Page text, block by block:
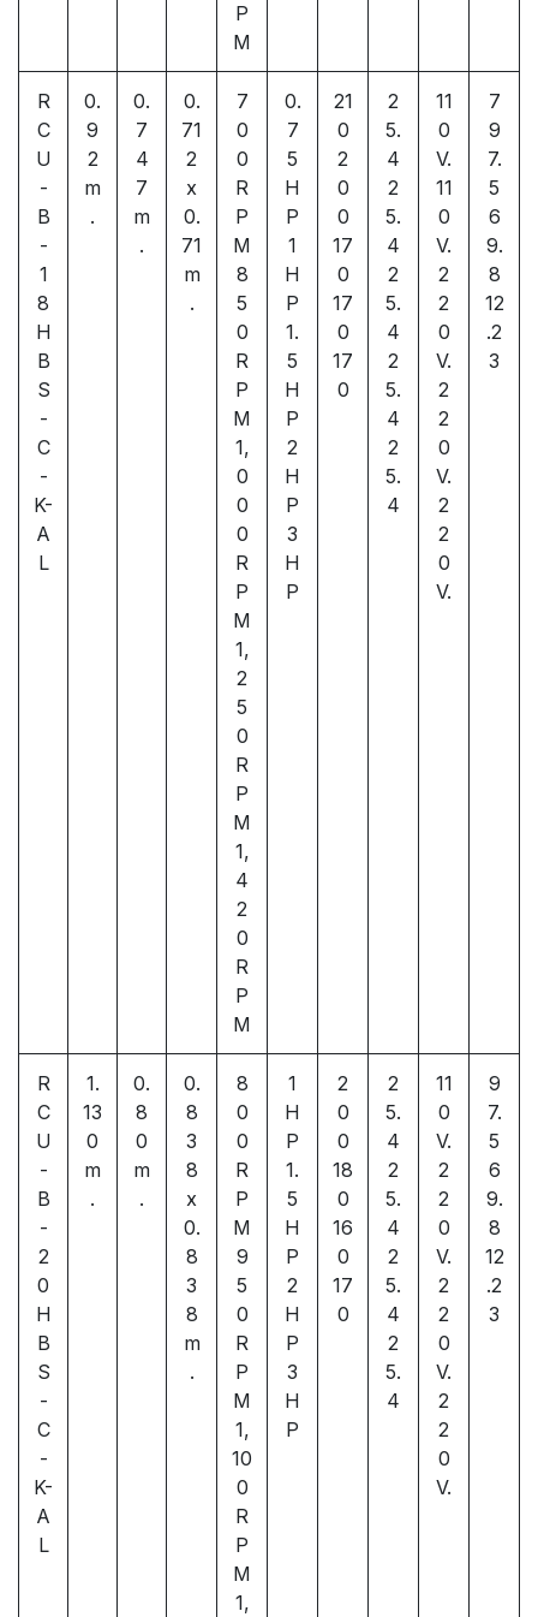
P
M
R
C
U
-
B
-
1
8
H
B
S
-
C
-
K-
A
L
0.
9
2
m
.
0.
7
4
7
m
.
0.
71
2
x
0.
71
m
.
7
0
0
R
P
M
8
5
0
R
P
M
1,
0
0
0
R
P
M
1,
2
5
0
R
P
M
1,
4
2
0
R
P
M
0.
7
5
H
P
1
H
P
1.
5
H
P
2
H
P
3
H
P
21
0
2
0
0
17
0
17
0
17
0
2
5.
4
2
5.
4
2
5.
4
2
5.
4
2
5.
4
11
0
V.
11
0
V.
2
2
0
V.
2
2
0
V.
2
2
0
V.
7
9
7.
5
6
9.
8
12
.2
3
R
C
U
-
B
-
2
0
H
B
S
-
C
-
K-
A
L
1.
13
0
m
.
0.
8
0
m
.
0.
8
3
8
x
0.
8
3
8
m
.
8
0
0
R
P
M
9
5
0
R
P
M
1,
10
0
R
P
M
1,
1
H
P
1.
5
H
P
2
H
P
3
H
P
2
0
0
18
0
16
0
17
0
2
5.
4
2
5.
4
2
5.
4
2
5.
4
11
0
V.
2
2
0
V.
2
2
0
V.
2
2
0
V.
9
7.
5
6
9.
8
12
.2
3